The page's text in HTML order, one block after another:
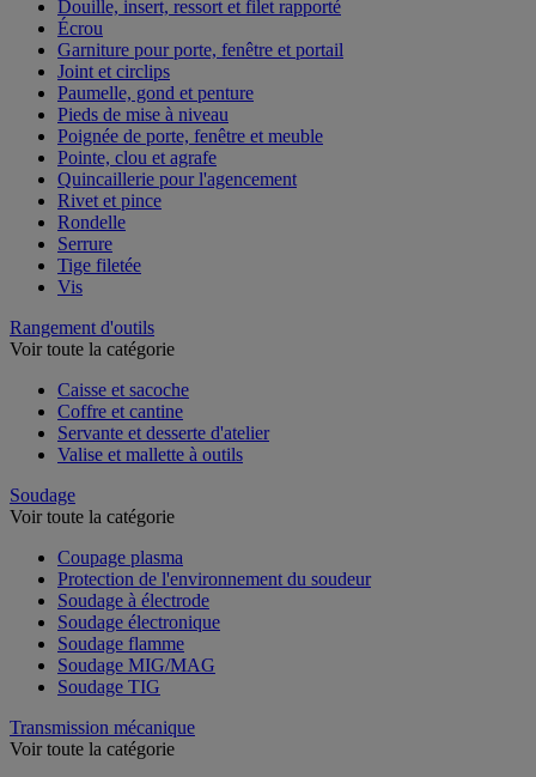
Douille, insert, ressort et filet rapporté
Écrou
Garniture pour porte, fenêtre et portail
Joint et circlips
Paumelle, gond et penture
Pieds de mise à niveau
Poignée de porte, fenêtre et meuble
Pointe, clou et agrafe
Quincaillerie pour l'agencement
Rivet et pince
Rondelle
Serrure
Tige filetée
Vis
Rangement d'outils
Voir toute la catégorie
Caisse et sacoche
Coffre et cantine
Servante et desserte d'atelier
Valise et mallette à outils
Soudage
Voir toute la catégorie
Coupage plasma
Protection de l'environnement du soudeur
Soudage à électrode
Soudage électronique
Soudage flamme
Soudage MIG/MAG
Soudage TIG
Transmission mécanique
Voir toute la catégorie